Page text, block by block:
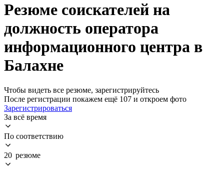
Резюме соискателей на
должность оператора
информационного центра в
Балахне
Чтобы видеть все резюме, зарегистрируйтесь
После регистрации покажем ещё 107 и откроем фото
Зарегистрироваться
За всё время
По соответствию
20 резюме